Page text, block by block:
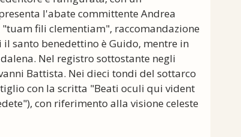
l'abate committente Andrea
fili clementiam", raccomandazione
santo benedettino è Guido, mentre in
Nel registro sottostante negli
Battista. Nei dieci tondi del sottarco
con la scritta "Beati oculi qui vident
con riferimento alla visione celeste